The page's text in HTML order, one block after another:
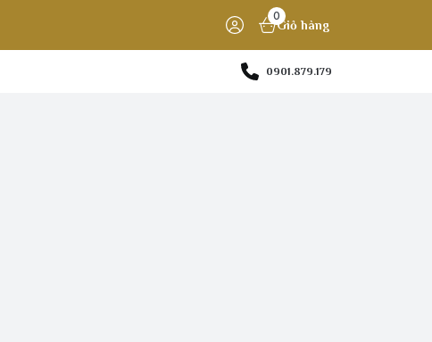
0
Giỏ hàng
0901.879.179